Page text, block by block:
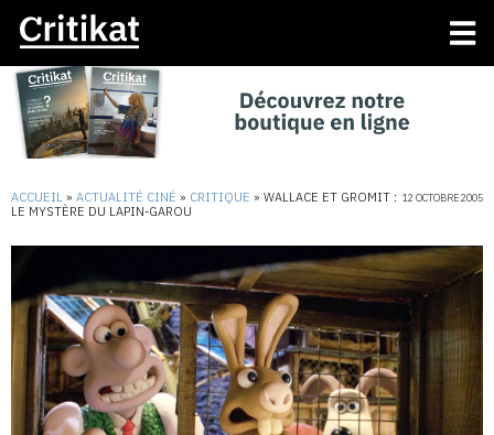
ACCUEIL » ACTUALITÉ CINÉ » CRITIQUE » WALLACE ET GROMIT :
LE MYSTÈRE DU LAPIN-GAROU
12 OCTOBRE 2005